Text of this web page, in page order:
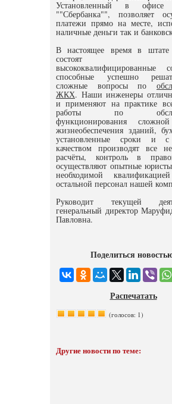
Установленный в офисе
""Сбербанка"", позволяет
платежи прямо на месте,
наличные деньги так и
В настоящее время в штате
состоят
высококвалифицированные
способные успешно
сложные вопросы по
ЖКХ. Наши инженеры
и применяют на практике
работы по
функционирования
жизнеобеспечения зданий,
установленные сроки и
качеством производят все
расчёты, контроль в
осуществляют опытные
необходимой
остальной персонал нашей
Руководит текущей
генеральный директор
Павловна.
Поделиться
Распечатать
(голосов: 1)
Другие новости по теме: